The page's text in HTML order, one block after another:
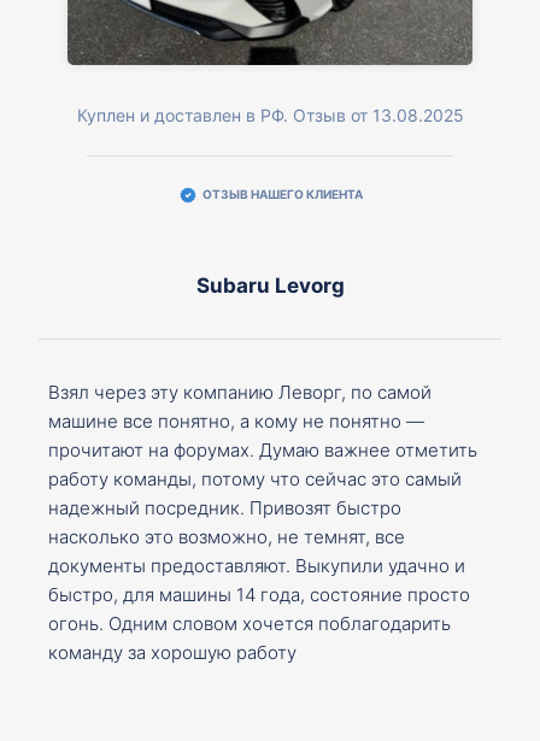
Куплен и доставлен в РФ. Отзыв от 13.08.2025
ОТЗЫВ НАШЕГО КЛИЕНТА
Subaru Levorg
Взял через эту компанию Леворг, по самой
машине все понятно, а кому не понятно —
прочитают на форумах. Думаю важнее отметить
работу команды, потому что сейчас это самый
надежный посредник. Привозят быстро
насколько это возможно, не темнят, все
документы предоставляют. Выкупили удачно и
быстро, для машины 14 года, состояние просто
огонь. Одним словом хочется поблагодарить
команду за хорошую работу